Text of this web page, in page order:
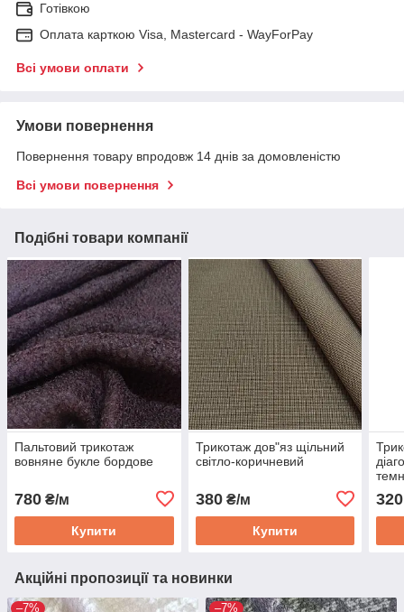
Готівкою
Оплата карткою Visa, Mastercard - WayForPay
Всі умови оплати
Умови повернення
Повернення товару впродовж 14 днів за домовленістю
Всі умови повернення
Подібні товари компанії
Пальтовий трикотаж
вовняне букле бордове
780 ₴/м
Купити
Трикотаж дов"яз щільний
світло-коричневий
380₴/м
Купити
320
Акційні пропозиції та новинки
–7% –7%